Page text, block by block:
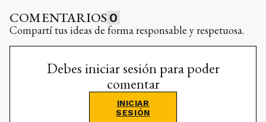
COMENTARIOS 0
Compartí tus ideas de forma responsable y respetuosa.
Debes iniciar sesión para poder
comentar
INICIAR
SESIÓN